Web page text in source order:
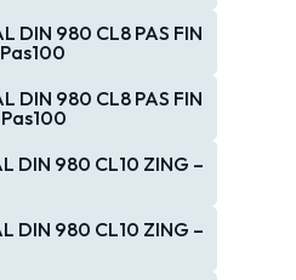
DIN 980 CL8 PAS FIN
DIN 980 CL8 PAS FIN
DIN 980 CL10 ZING –
DIN 980 CL10 ZING –